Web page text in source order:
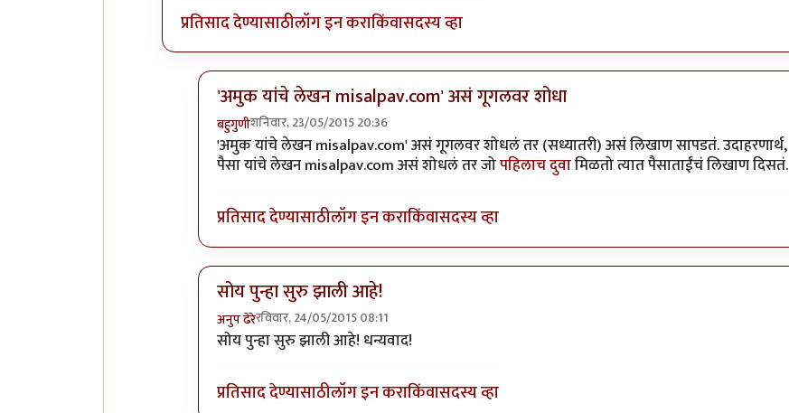
प्रतिसाद देण्यासाठीलॉग इन कराकिंवासदस्य व्हा
'अमुक यांचे लेखन misalpav.com' असं गूगलवर शोधा
बहुगुणीशनिवार, 23/05/2015 20:36
In reply to+१byअनुप कुलकर्णी
'अमुक यांचे लेखन misalpav.com' असं गूगलवर शोधलं तर (सध्यातरी) असं लिखाण सापडतं. उदाहरणार्थ,
पैसा यांचे लेखन misalpav.com असं शोधलं तर जोपहिलाच दुवामिळतो त्यात पैसाताईंचं लिखाण दिसतं.
प्रतिसाद देण्यासाठीलॉग इन कराकिंवासदस्य व्हा
सोय पुन्हा सुरु झाली आहे!
अनुप ढेरेरविवार, 24/05/2015 08:11
In reply to+१byअनुप कुलकर्णी
सोय पुन्हा सुरु झाली आहे! धन्यवाद!
प्रतिसाद देण्यासाठीलॉग इन कराकिंवासदस्य व्हा